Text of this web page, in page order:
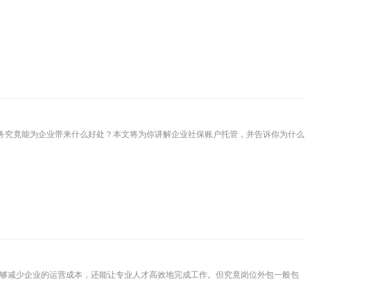
竟能为企业带来什么好处？本文将为你讲解企业社保账户托管，并告诉你为什么
少企业的运营成本，还能让专业人才高效地完成工作。但究竟岗位外包一般包